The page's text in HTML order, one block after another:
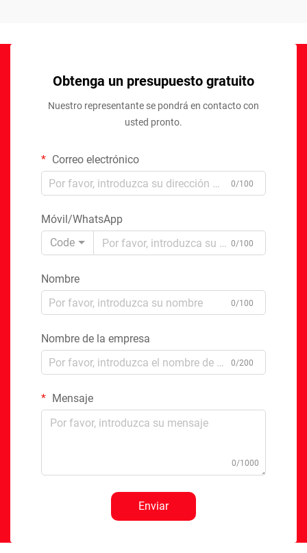
Obtenga un presupuesto gratuito
Nuestro representante se pondrá en contacto con
usted pronto.
Correo electrónico
0/100
Móvil/WhatsApp
Code
0/100
Nombre
0/100
Nombre de la empresa
0/200
Mensaje
0/1000
Enviar